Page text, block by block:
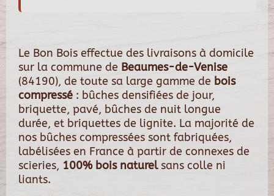
Le Bon Bois effectue des livraisons à domicile
sur la commune de Beaumes-de-Venise
(84190), de toute sa large gamme de bois
compressé : bûches densifiées de jour,
briquette, pavé, bûches de nuit longue
durée, et briquettes de lignite. La majorité de
nos bûches compressées sont fabriquées,
labélisées en France à partir de connexes de
scieries, 100% bois naturelsans colle ni
liants.